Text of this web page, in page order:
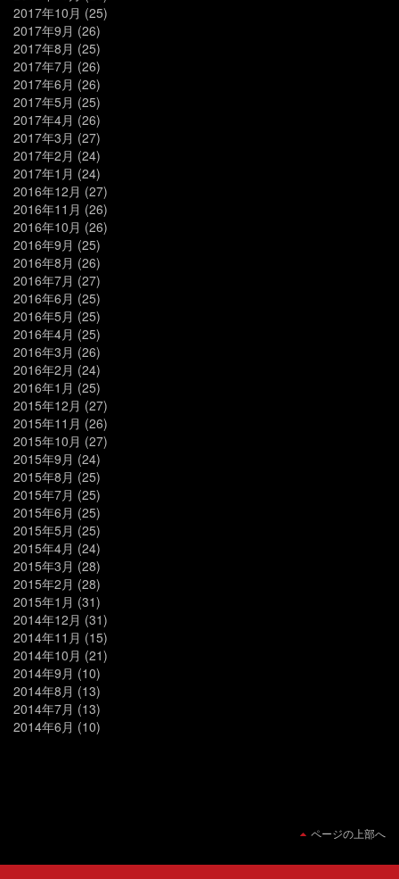
2017年10月 (25)
2017年9月 (26)
2017年8月 (25)
2017年7月 (26)
2017年6月 (26)
2017年5月 (25)
2017年4月 (26)
2017年3月 (27)
2017年2月 (24)
2017年1月 (24)
2016年12月 (27)
2016年11月 (26)
2016年10月 (26)
2016年9月 (25)
2016年8月 (26)
2016年7月 (27)
2016年6月 (25)
2016年5月 (25)
2016年4月 (25)
2016年3月 (26)
2016年2月 (24)
2016年1月 (25)
2015年12月 (27)
2015年11月 (26)
2015年10月 (27)
2015年9月 (24)
2015年8月 (25)
2015年7月 (25)
2015年6月 (25)
2015年5月 (25)
2015年4月 (24)
2015年3月 (28)
2015年2月 (28)
2015年1月 (31)
2014年12月 (31)
2014年11月 (15)
2014年10月 (21)
2014年9月 (10)
2014年8月 (13)
2014年7月 (13)
2014年6月 (10)
ページの上部へ